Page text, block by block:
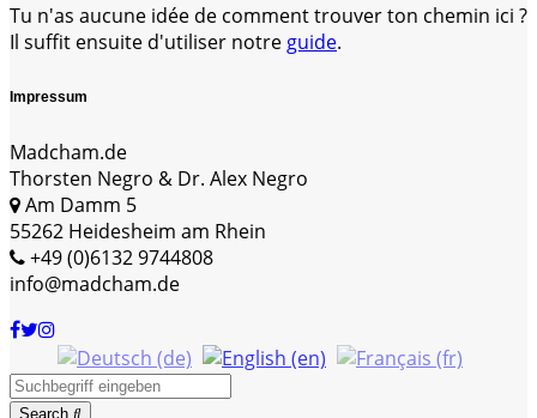
Tu n'as aucune idée de comment trouver ton chemin ici ?
Il suffit ensuite d'utiliser notre guide.
Impressum
Madcham.de
Thorsten Negro & Dr. Alex Negro
Am Damm 5
55262 Heidesheim am Rhein
+49 (0)6132 9744808
info@madcham.de
Search